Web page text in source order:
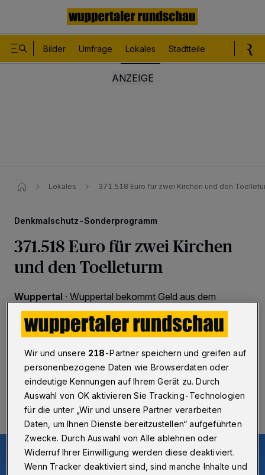
Bilder Umfrage Lokales Stadtteile
Lokales 371.518 Euro für zwei Kirchen und den
Denkmalschutz-Sonderprogramm
371.518 Euro für zwei Kirchen
und den Toelleturm
Wuppertal · Wuppertal bekommt Geld aus dem
Denkmalschutz-Sonderprogramm des Bundes. Das
haben die Bundestagsabgeordneten Helge Lindh (SPD)
und Jürgen Hardt (CDU) bekanntgegeben.
20.05.2021 , 07:30 Uhr Eine Minute Lesezeit
Wir und unsere 218-Partner speichern und greifen auf
personenbezogene Daten wie Browserdaten oder
eindeutige Kennungen auf Ihrem Gerät zu. Durch
Auswahl von OK aktivieren Sie Tracking-Technologien
für die unter „Wir und unsere Partner verarbeiten
Daten, um Ihnen Dienste bereitzustellen“ aufgeführten
Zwecke. Durch Auswahl von Alle ablehnen oder
Widerruf Ihrer Einwilligung werden diese deaktiviert.
Wenn Tracker deaktiviert sind, sind manche Inhalte und